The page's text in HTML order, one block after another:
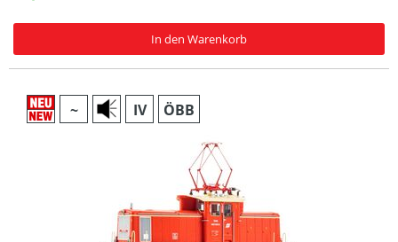
In den Warenkorb
~ IV ÖBB